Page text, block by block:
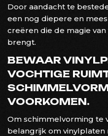
Door aandacht te
een nog diepere en
creëren die de magie
brengt.
BEWAAR
VOCHTIGE
VOORKOMEN.
Om schimmelvorming te
belangrijk om vinylplaten